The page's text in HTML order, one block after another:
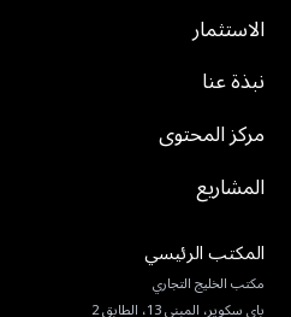
الاستثمار
نبذة عنا
مركز المحتوى
المشاريع
المكتب الرئيسي